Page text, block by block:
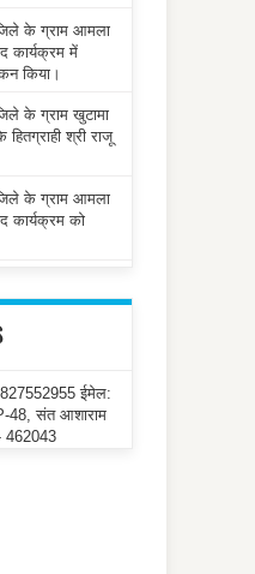
जिले के ग्राम आमला
कार्यक्रम में
किया।
के ग्राम खुटामा
श्री राजू
जिले के ग्राम आमला
कार्यक्रम को
ईमेल:
48, संत आशाराम
462043